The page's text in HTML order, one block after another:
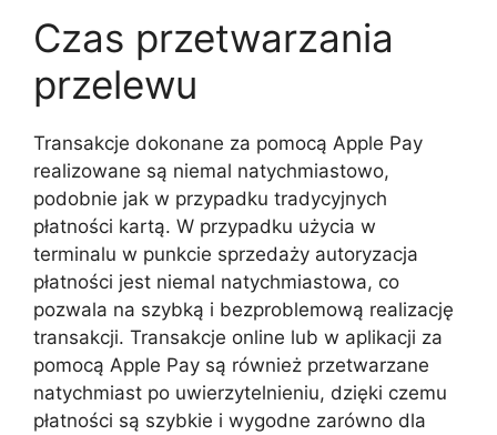
Czas przetwarzania
przelewu
Transakcje dokonane za pomocą Apple Pay
realizowane są niemal natychmiastowo,
podobnie jak w przypadku tradycyjnych
płatności kartą. W przypadku użycia w
terminalu w punkcie sprzedaży autoryzacja
płatności jest niemal natychmiastowa, co
pozwala na szybką i bezproblemową realizację
transakcji. Transakcje online lub w aplikacji za
pomocą Apple Pay są również przetwarzane
natychmiast po uwierzytelnieniu, dzięki czemu
płatności są szybkie i wygodne zarówno dla